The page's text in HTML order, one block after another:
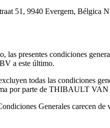
51, 9940 Evergem, Bélgica
las presentes condiciones
a este último.
todas las condiciones
por parte de THIBAULT
Generales carecen